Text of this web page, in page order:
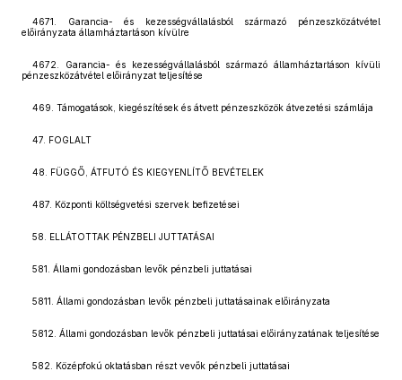
4671. Garancia- és kezességvállalásból származó pénzeszközátvétel
előirányzata államháztartáson kívülre
4672. Garancia- és kezességvállalásból származó államháztartáson kívüli
pénzeszközátvétel előirányzat teljesítése
469. Támogatások, kiegészítések és átvett pénzeszközök átvezetési számlája
47. FOGLALT
48. FÜGGŐ, ÁTFUTÓ ÉS KIEGYENLÍTŐ BEVÉTELEK
487. Központi költségvetési szervek befizetései
58. ELLÁTOTTAK PÉNZBELI JUTTATÁSAI
581. Állami gondozásban levők pénzbeli juttatásai
5811. Állami gondozásban levők pénzbeli juttatásainak előirányzata
5812. Állami gondozásban levők pénzbeli juttatásai előirányzatának teljesítése
582. Középfokú oktatásban részt vevők pénzbeli juttatásai